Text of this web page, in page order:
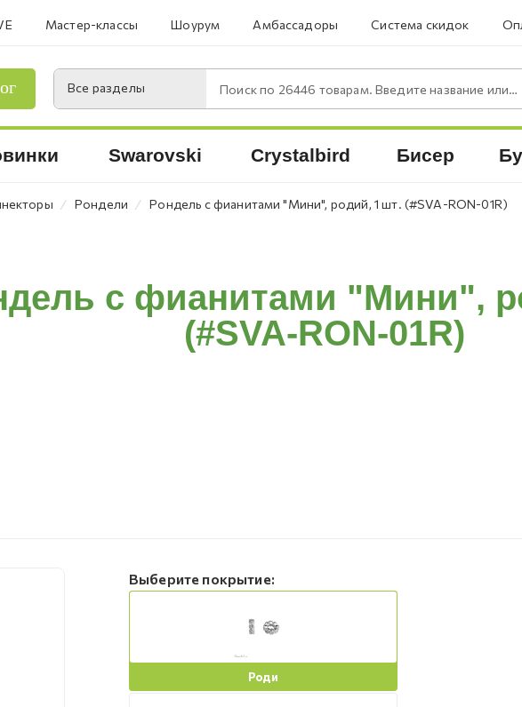
Мастер-классы Шоурум Амбассадоры Система скидок
Все разделы Поиск по 26446 товарам. Введите название или артикул.
Swarovski Crystalbird Бисер
⁄ Рондели ⁄ Рондель с фианитами "Мини", родий, 1 шт. (#SVA-RON-01R)
с фианитами "Мини",
(#SVA-RON-01R)
Выберите покрытие:
Роди